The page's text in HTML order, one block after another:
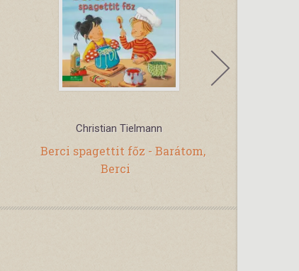
Christian Tielmann
Berci spagettit főz - Barátom,
Berci